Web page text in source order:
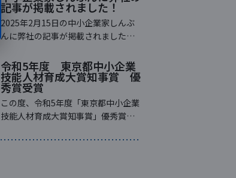
ました！ ↓実際の記事（毎日新聞
社/2022年12月9日/朝刊 地域面）
記事が掲載されました！
2025年2月15日の中小企業家しんぶ
んに弊社の記事が掲載されました。
家同友会全国協議会（中同協）が発
行する機関紙です。中小企業の経営
者の経営体験や商品・製品情報、同
友会の活動などが紹介 […]
令和5年度 東京都中小企業
技能人材育成大賞知事賞 優
秀賞受賞
この度、令和5年度「東京都中小企業
技能人材育成大賞知事賞」優秀賞を
能人材育成大賞知事賞」とは、都内